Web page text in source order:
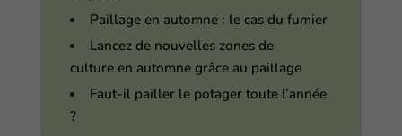
Paillage en automne : le cas du fumier
Lancez de nouvelles zones de
culture en automne grâce au paillage
Faut-il pailler le potager toute l’année
?